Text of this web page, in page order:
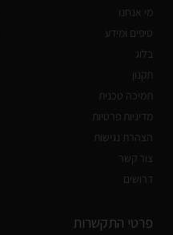
מי אנחנו
טיפים ומידע
בלוג
תקנון
תמיכה טכנית
מדיניות פרטיות
הצהרת נגישות
צור קשר
דרושים
פרטי התקשרות